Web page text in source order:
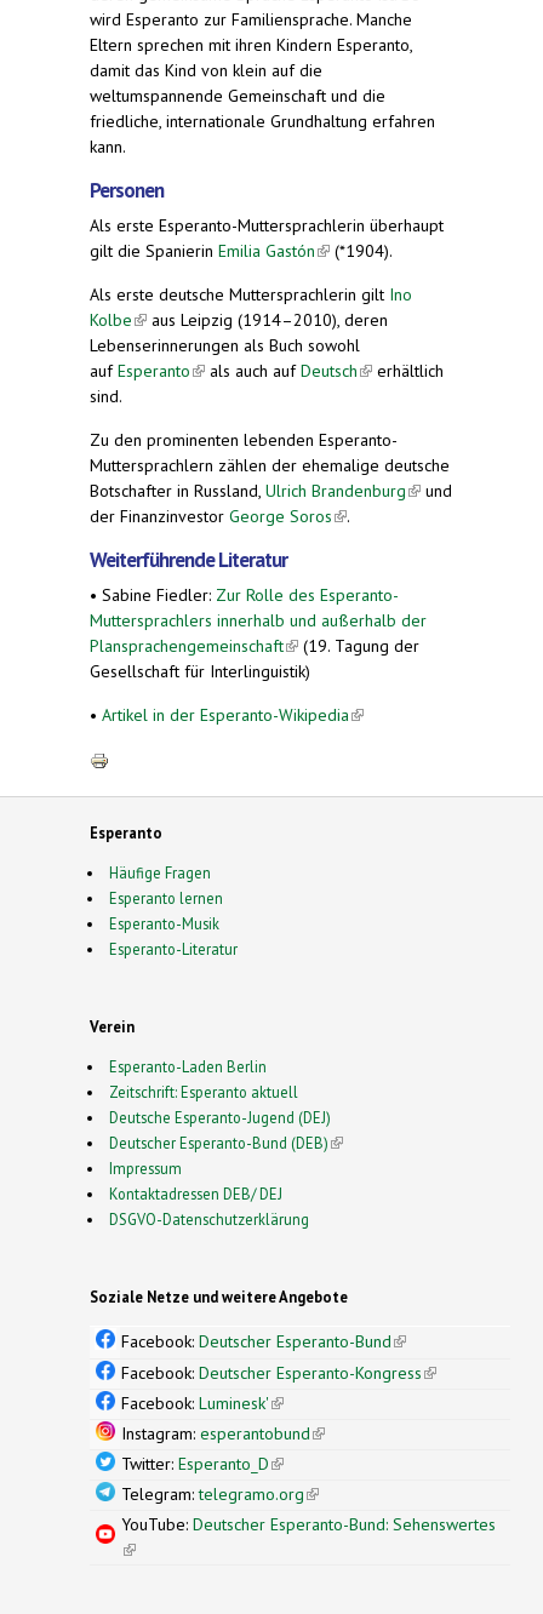
wird Esperanto zur Familiensprache. Manche
Eltern sprechen mit ihren Kindern Esperanto,
damit das Kind von klein auf die
weltumspannende Gemeinschaft und die
friedliche, internationale Grundhaltung erfahren
kann.
Personen
Als erste Esperanto-Muttersprachlerin überhaupt
gilt die Spanierin Emilia Gastón(link is external)
(*1904).
Als erste deutsche Muttersprachlerin gilt Ino
Kolbe(link is external)
aus Leipzig (1914–2010), deren
Lebenserinnerungen als Buch sowohl
aufEsperanto(link is external)
als auch aufDeutsch(link is
erhältlich
sind.
Zu den prominenten lebenden Esperanto-
Muttersprachlern zählen der ehemalige deutsche
Botschafter in Russland, Ulrich Brandenburg(link is
und
der Finanzinvestor George Soros(link is external)
.
Weiterführende Literatur
• Sabine Fiedler: Zur Rolle des Esperanto-
Muttersprachlers innerhalb und außerhalb der
Plansprachengemeinschaft(link is external)
(19. Tagung der
Gesellschaft für Interlinguistik)
• Artikel in der Esperanto-Wikipedia(link is
Esperanto
Häufige Fragen
Esperanto lernen
Esperanto-Musik
Esperanto-Literatur
Verein
Esperanto-Laden Berlin
Zeitschrift: Esperanto aktuell
Deutsche Esperanto-Jugend (DEJ)
Deutscher Esperanto-Bund (DEB)(link is external)
Impressum
Kontaktadressen DEB/ DEJ
DSGVO-Datenschutzerklärung
Soziale Netze und weitere Angebote
Facebook: Deutscher Esperanto-Bund(link is
external)
Facebook: Deutscher Esperanto-Kongress(link is
Facebook: Luminesk'(link is external)
Instagram: esperantobund(link is external)
Twitter: Esperanto_D(link is external)
Telegram:telegramo.org(link is external)
YouTube: Deutscher Esperanto-Bund: Sehenswertes
(link is external)